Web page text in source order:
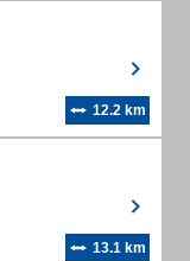
12.2 km
13.1 km